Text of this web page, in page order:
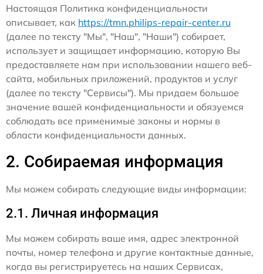
Настоящая Политика конфиденциальности
описывает, как https://tmn.philips-repair-center.ru
(далее по тексту "Мы", "Наш", "Наши") собирает,
использует и защищает информацию, которую Вы
предоставляете нам при использовании нашего веб-
сайта, мобильных приложений, продуктов и услуг
(далее по тексту "Сервисы"). Мы придаем большое
значение вашей конфиденциальности и обязуемся
соблюдать все применимые законы и нормы в
области конфиденциальности данных.
2. Собираемая информация
Мы можем собирать следующие виды информации:
2.1. Личная информация
Мы можем собирать ваше имя, адрес электронной
почты, номер телефона и другие контактные данные,
когда вы регистрируетесь на наших Сервисах,